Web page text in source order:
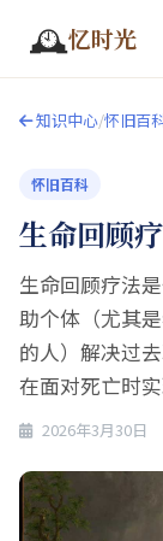
🕰️忆时光
知识中心/怀旧百
怀旧百科
生命回顾
生命回顾疗法
助个体（尤其
的人）解决过
在面对死亡时
2026年3月30日